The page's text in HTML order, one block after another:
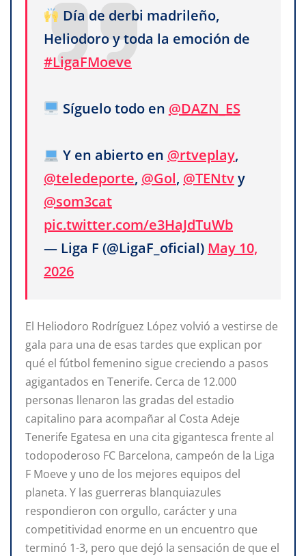
Día de derbi madrileño,
Heliodoro y toda la emoción de
#LigaFMoeve
Síguelo todo en @DAZN_ES
Y en abierto en @rtveplay,
@teledeporte, @Gol, @TENtvy
@som3cat
pic.twitter.com/e3HaJdTuWb
— Liga F (@LigaF_oficial) May 10,
2026
El Heliodoro Rodríguez López volvió a vestirse de
gala para una de esas tardes que explican por
qué el fútbol femenino sigue creciendo a pasos
agigantados en Tenerife. Cerca de 12.000
personas llenaron las gradas del estadio
capitalino para acompañar al Costa Adeje
Tenerife Egatesa en una cita gigantesca frente al
todopoderoso FC Barcelona, campeón de la Liga
F Moeve y uno de los mejores equipos del
planeta. Y las guerreras blanquiazules
respondieron con orgullo, carácter y una
competitividad enorme en un encuentro que
terminó 1-3, pero que dejó la sensación de que el